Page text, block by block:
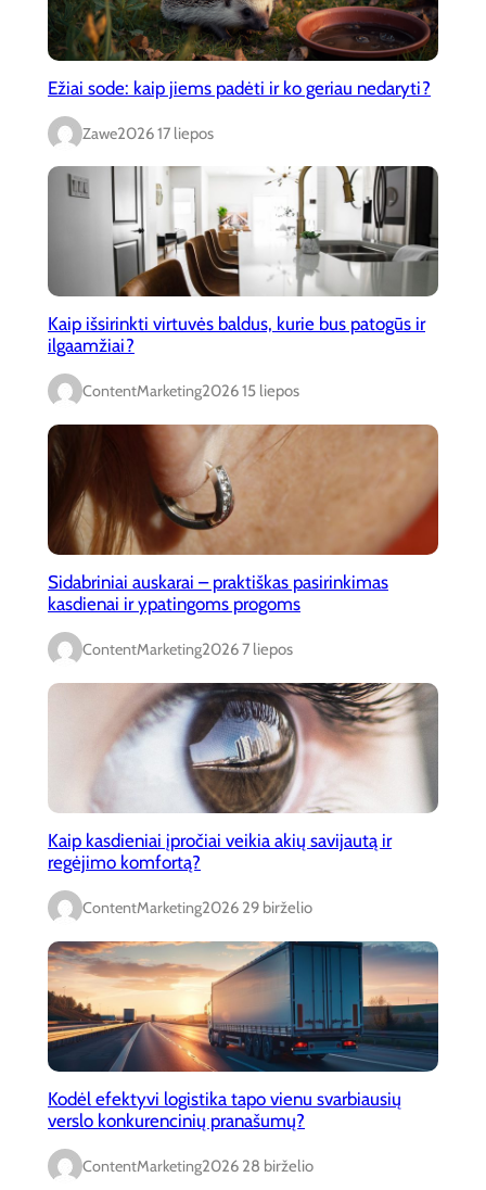
Ežiai sode: kaip jiems padėti ir ko geriau nedaryti?
Zawe2026 17 liepos
Kaip išsirinkti virtuvės baldus, kurie bus patogūs ir
ilgaamžiai?
ContentMarketing2026 15 liepos
Sidabriniai auskarai – praktiškas pasirinkimas
kasdienai ir ypatingoms progoms
ContentMarketing2026 7 liepos
Kaip kasdieniai įpročiai veikia akių savijautą ir
regėjimo komfortą?
ContentMarketing2026 29 birželio
Kodėl efektyvi logistika tapo vienu svarbiausių
verslo konkurencinių pranašumų?
ContentMarketing2026 28 birželio